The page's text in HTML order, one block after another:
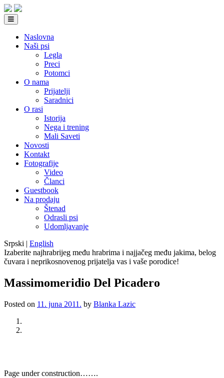
Naslovna
Naši psi
Legla
Preci
Potomci
O nama
Prijatelji
Saradnici
O rasi
Istorija
Nega i trening
Mali Saveti
Novosti
Kontakt
Fotografije
Video
Članci
Guestbook
Na prodaju
Štenad
Odrasli psi
Udomljavanje
Srpski | English
Izaberite najhrabrijeg među hrabrima i najjačeg među jakima, belog
čuvara i neprikosnovenog prijatelja vas i vaše porodice!
Massimomeridio Del Picadero
Posted on 11. juna 2011. by Blanka Lazic
Page under construction…….